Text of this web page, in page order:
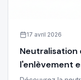
17 avril 2026
Neutralisation
l'enlèvement